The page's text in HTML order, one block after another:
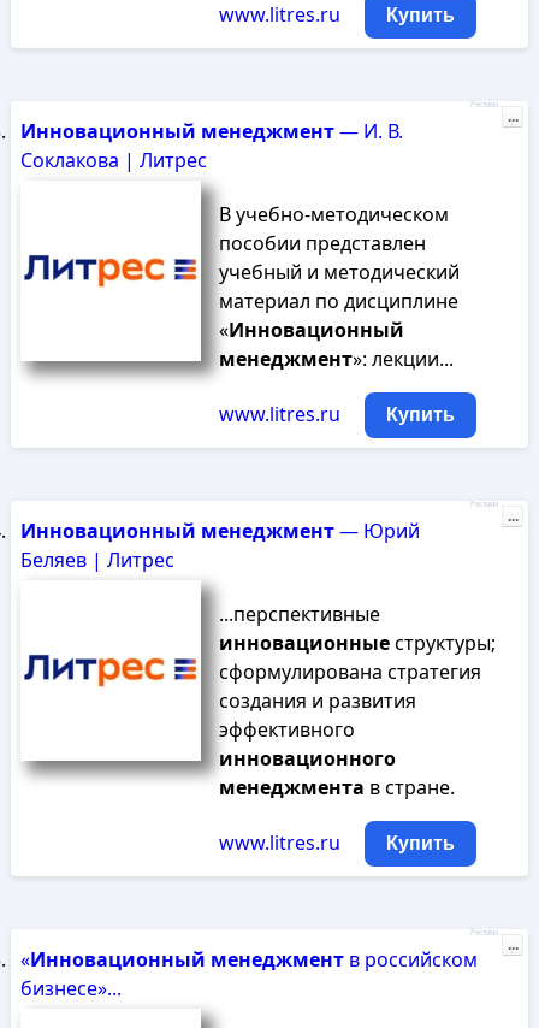
www.litres.ru Купить
Инновационный менеджмент— И. В.
Соклакова | Литрес
В учебно-методическом
пособии представлен
учебный и методический
материал по дисциплине
«Инновационный
менеджмент»: лекции...
www.litres.ru Купить
Реклама
...
Инновационный менеджмент— Юрий
Беляев | Литрес
...перспективные
инновационныеструктуры;
сформулирована стратегия
создания и развития
эффективного
инновационного
менеджмента в стране.
www.litres.ru Купить
Реклама
...
«Инновационный менеджментв российском
бизнесе»...
Реклама
...